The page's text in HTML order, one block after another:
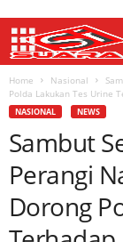
Home Nasional
Polda Lakukan Tes Urine
NASIONAL NEWS
Sambut
Perangi
Dorong